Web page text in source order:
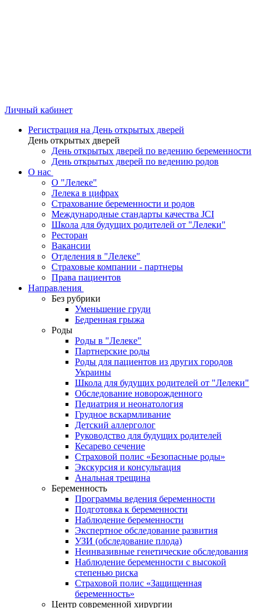
Личный кабинет
Регистрация на День открытых дверей
День открытых дверей
День открытых дверей по ведению беременности
День открытых дверей по ведению родов
О нас
О "Лелеке"
Лелека в цифрах
Страхование беременности и родов
Международные стандарты качества JCI
Школа для будущих родителей от "Лелеки"
Ресторан
Вакансии
Отделения в "Лелеке"
Страховые компании - партнеры
Права пациентов
Направления
Без рубрики
Уменьшение груди
Бедренная грыжа
Роды
Роды в "Лелеке"
Партнерские роды
Роды для пациентов из других городов
Украины
Школа для будущих родителей от "Лелеки"
Обследование новорожденного
Педиатрия и неонатология
Грудное вскармливание
Детский аллерголог
Руководство для будущих родителей
Кесарево сечение
Страховой полис «Безопасные роды»
Экскурсия и консультация
Анальная трещина
Беременность
Программы ведения беременности
Подготовка к беременности
Наблюдение беременности
Экспертное обследование развития
УЗИ (обследование плода)
Неинвазивные генетические обследования
Наблюдение беременности с высокой
степенью риска
Страховой полис «Защищенная
беременность»
Центр современной хирургии